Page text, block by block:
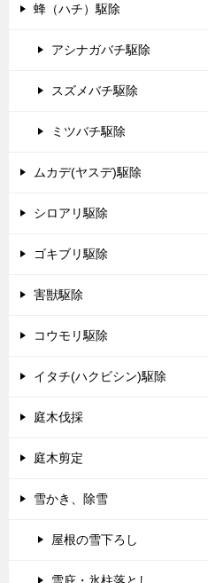
蜂（ハチ）駆除
アシナガバチ駆除
スズメバチ駆除
ミツバチ駆除
ムカデ(ヤスデ)駆除
シロアリ駆除
ゴキブリ駆除
害獣駆除
コウモリ駆除
イタチ(ハクビシン)駆除
庭木伐採
庭木剪定
雪かき、除雪
屋根の雪下ろし
雪庇・氷柱落とし